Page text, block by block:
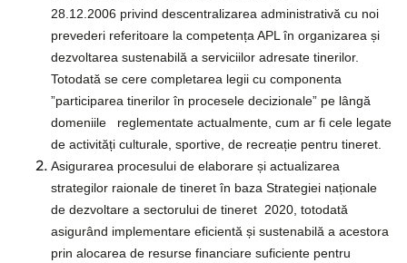
28.12.2006 privind descentralizarea administrativă cu noi
prevederi referitoare la competența APL în organizarea și
dezvoltarea sustenabilă a serviciilor adresate tinerilor.
Totodată se cere completarea legii cu componenta
”participarea tinerilor în procesele decizionale” pe lângă
domeniile reglementate actualmente, cum ar fi cele legate
de activități culturale, sportive, de recreație pentru tineret.
Asigurarea procesului de elaborare și actualizarea
strategilor raionale de tineret în baza Strategiei naționale
de dezvoltare a sectorului de tineret 2020, totodată
asigurând implementare eficientă și sustenabilă a acestora
prin alocarea de resurse financiare suficiente pentru